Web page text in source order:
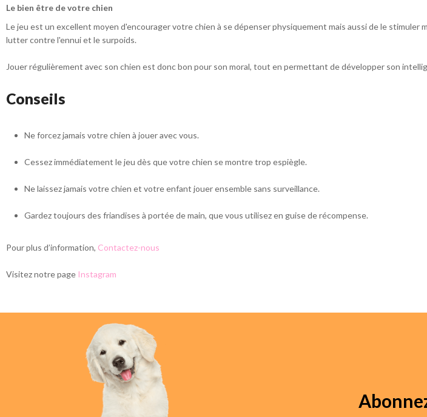
Le bien être de votre chien
Le jeu est un excellent moyen d'encourager votre chien à se dépenser physiquement mais aussi de le
lutter contre l'ennui et le surpoids.
Jouer régulièrement avec son chien est donc bon pour son moral, tout en permettant de développer son
Conseils
Ne forcez jamais votre chien à jouer avec vous.
Cessez immédiatement le jeu dès que votre chien se montre trop espiègle.
Ne laissez jamais votre chien et votre enfant jouer ensemble sans surveillance.
Gardez toujours des friandises à portée de main, que vous utilisez en guise de récompense.
Pour plus d’information, Contactez-nous
Visitez notre page Instagram